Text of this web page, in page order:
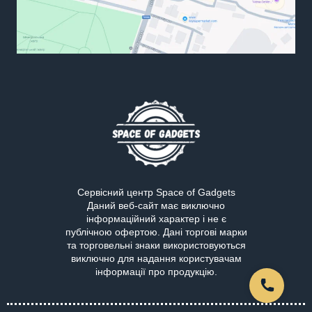
Сервісний центр Space of Gadgets
Даний веб-сайт має виключно
інформаційний характер і не є
публічною офертою. Дані торгові марки
та торговельні знаки використовуються
виключно для надання користувачам
інформації про продукцію.